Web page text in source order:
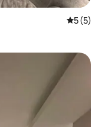
5 (5)